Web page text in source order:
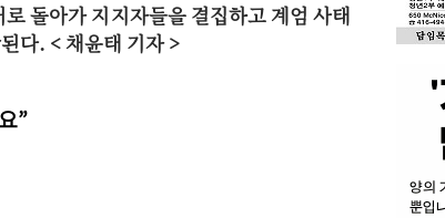
돌아가 지지자들을 결집하고 계엄 사태
다. <채윤태 기자 >
”